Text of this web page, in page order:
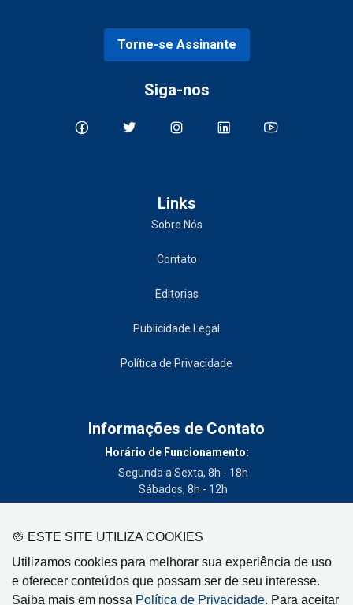
ESTE SITE UTILIZA COOKIES
Utilizamos cookies para melhorar sua experiência de uso
e oferecer conteúdos que possam ser de seu interesse.
Saiba mais em nossa Política de Privacidade. Para aceitar
Torne-se Assinante
Siga-nos
Links
Sobre Nós
Contato
Editorias
Publicidade Legal
Política de Privacidade
Informações de Contato
Horário de Funcionamento:
Segunda a Sexta, 8h - 18h
Sábados, 8h - 12h
(19) 3404-3700
Circulação:
Limeira - SP, Artur Nogueira - SP, Cordeirópolis - SP,
Engenheiro Coelho - SP, Iracemápolis - SP